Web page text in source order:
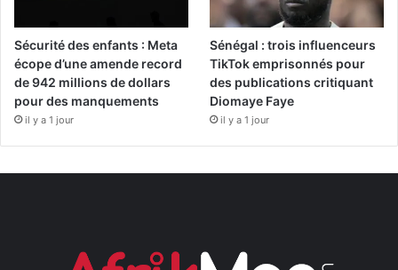
Sécurité des enfants : Meta
écope d’une amende record
de 942 millions de dollars
pour des manquements
il y a 1 jour
Sénégal : trois influenceurs
TikTok emprisonnés pour
des publications critiquant
Diomaye Faye
il y a 1 jour